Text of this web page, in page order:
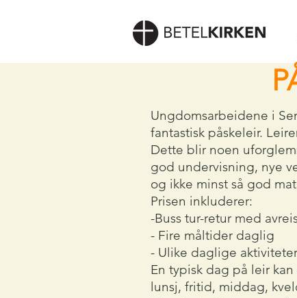
Ungdomsarbeidene i
fantastisk påskeleir.
Dette blir noen
god undervisning, nye
og ikke minst så god
Prisen inkluderer:
-Buss tur-retur med
- Fire måltider daglig
- Ulike daglige
En typisk dag på leir
lunsj, fritid, middag,